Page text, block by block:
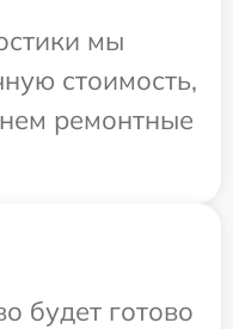
мы
стоимость,
ремонтные
будет готово